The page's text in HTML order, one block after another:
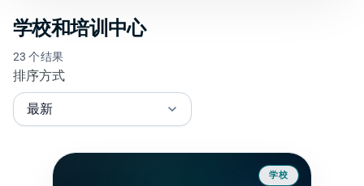
学校和培训中心
23 个结果
排序方式
学校